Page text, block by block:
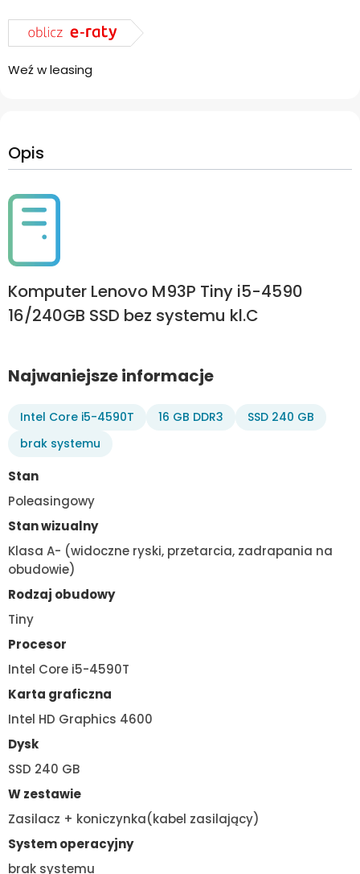
Weź w leasing
Opis
Komputer Lenovo M93P Tiny i5-4590
16/240GB SSD bez systemu kl.C
Najwaniejsze informacje
Intel Core i5-4590T 16 GB DDR3
SSD 240 GB
brak systemu
Stan
Poleasingowy
Stan wizualny
Klasa A- (widoczne ryski, przetarcia, zadrapania na
obudowie)
Rodzaj obudowy
Tiny
Procesor
Intel Core i5-4590T
Karta graficzna
Intel HD Graphics 4600
Dysk
SSD 240 GB
W zestawie
Zasilacz + koniczynka(kabel zasilający)
System operacyjny
brak systemu